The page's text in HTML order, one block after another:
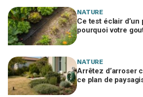
NATURE
Ce test éclair
pourquoi votre
NATURE
Arrêtez d’arroser
ce plan de